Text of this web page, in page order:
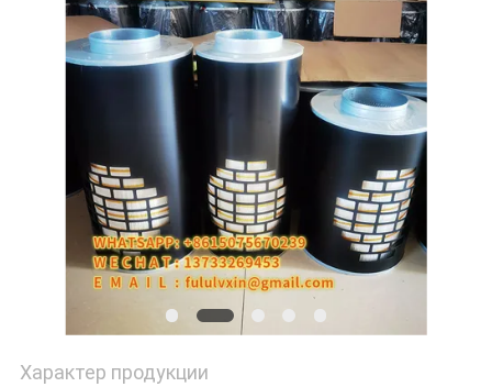
PRIVACY
POLICY
Характер продукции